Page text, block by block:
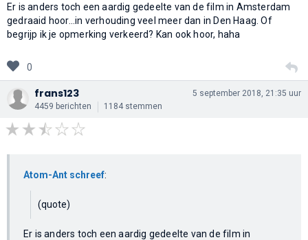
Er is anders toch een aardig gedeelte van de film in Amsterdam
gedraaid hoor...in verhouding veel meer dan in Den Haag. Of
begrijp ik je opmerking verkeerd? Kan ook hoor, haha
0
frans123
4459 berichten 1184 stemmen
5 september 2018, 21:35 uur
Atom-Ant schreef:
(quote)
Er is anders toch een aardig gedeelte van de film in